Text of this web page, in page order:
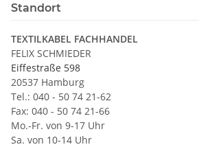
Standort
TEXTILKABEL FACHHANDEL
FELIX SCHMIEDER
Eiffestraße 598
20537 Hamburg
Tel.: 040 - 50 74 21-62
Fax: 040 - 50 74 21-66
Mo.-Fr. von 9-17 Uhr
Sa. von 10-14 Uhr